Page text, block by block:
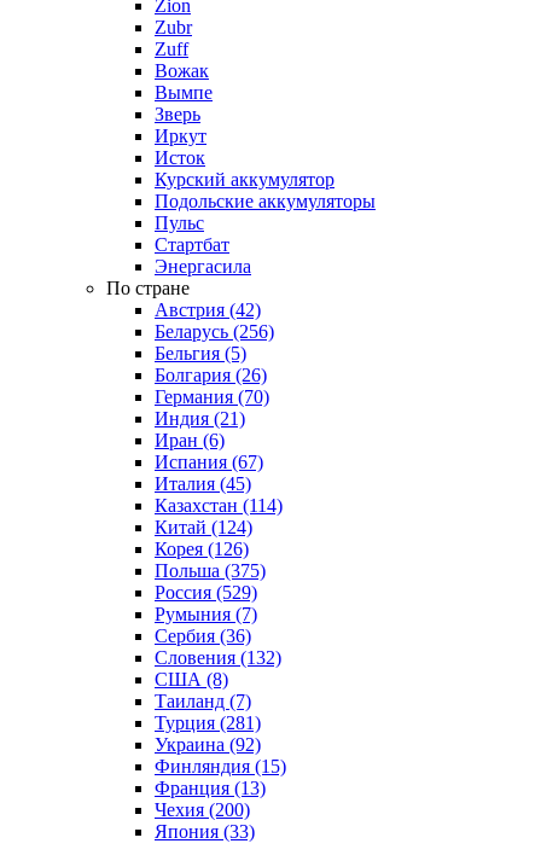
Zion
Zubr
Zuff
Вожак
Вымпе
Зверь
Иркут
Исток
Курский аккумулятор
Подольские аккумуляторы
Пульс
Стартбат
Энергасила
По стране
Австрия (42)
Беларусь (256)
Бельгия (5)
Болгария (26)
Германия (70)
Индия (21)
Иран (6)
Испания (67)
Италия (45)
Казахстан (114)
Китай (124)
Корея (126)
Польша (375)
Россия (529)
Румыния (7)
Сербия (36)
Словения (132)
США (8)
Таиланд (7)
Турция (281)
Украина (92)
Финляндия (15)
Франция (13)
Чехия (200)
Япония (33)